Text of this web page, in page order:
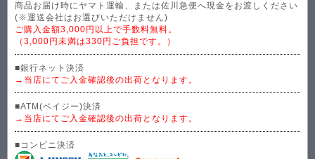
商品お届け時にヤマト運輸、または佐川急便へ現金をお渡しください
(※運送会社はお選びいただけません)
ご購入金額3,000円以上で手数料無料。
（3,000円未満は330円ご負担です。）
■銀行ネット決済
→当店にてご入金確認後の出荷となります。
■ATM(ペイジー)決済
→当店にてご入金確認後の出荷となります。
■コンビニ決済